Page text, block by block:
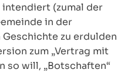
(zumal der
in der
zu erdulden
zum „Vertrag mit
so will, „Botschaften“